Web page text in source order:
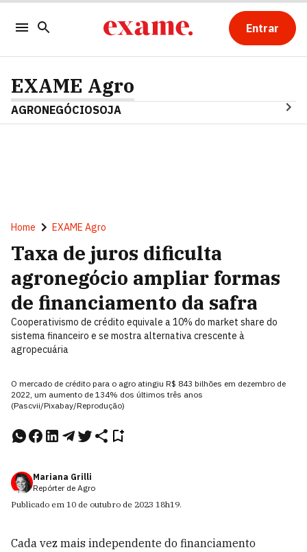
Entrar
EXAME Agro
AGRONEGÓCIOSOJA
Home EXAME Agro
Taxa de juros dificulta
agronegócio ampliar formas
de financiamento da safra
Cooperativismo de crédito equivale a 10% do market share do
sistema financeiro e se mostra alternativa crescente à
agropecuária
O mercado de crédito para o agro atingiu R$ 843 bilhões em dezembro de
2022, um aumento de 134% dos últimos três anos
(Pascvii/Pixabay/Reprodução)
Mariana Grilli
Repórter de Agro
Publicado em 10 de outubro de 2023 18h19.
Cada vez mais independente do financiamento